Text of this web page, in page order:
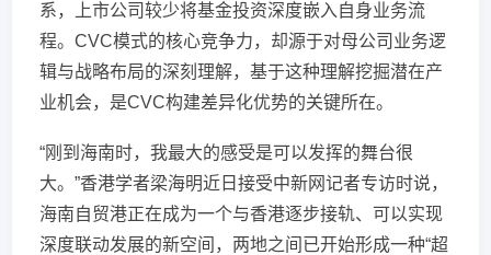
系，上市公司较少将基金投资深度嵌入自身业务流
程。CVC模式的核心竞争力，却源于对母公司业务逻
辑与战略布局的深刻理解，基于这种理解挖掘潜在产
业机会，是CVC构建差异化优势的关键所在。
“刚到海南时，我最大的感受是可以发挥的舞台很
大。”香港学者梁海明近日接受中新网记者专访时说，
海南自贸港正在成为一个与香港逐步接轨、可以实现
深度联动发展的新空间，两地之间已开始形成一种“超